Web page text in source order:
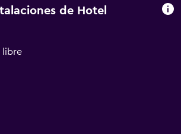
de Hotel
libre